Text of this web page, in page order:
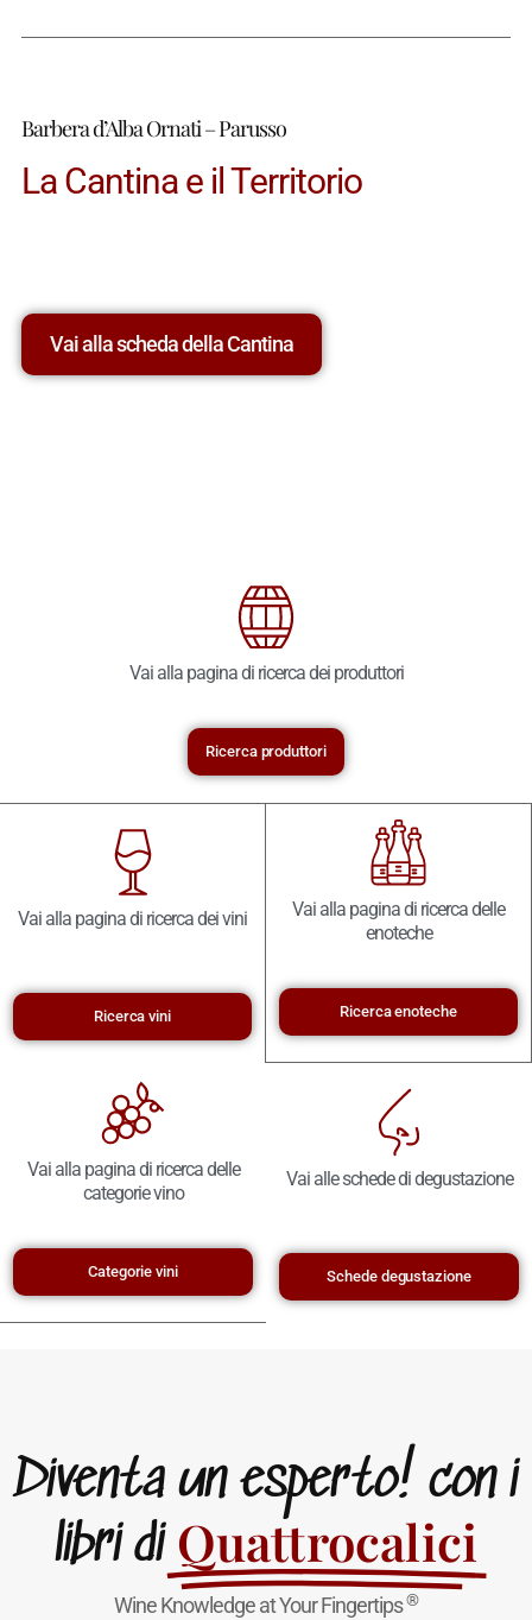
Barbera d’Alba Ornati – Parusso
La Cantina e il Territorio
Vai alla scheda della Cantina
Vai alla pagina di ricerca dei produttori
Ricerca produttori
Vai alla pagina di ricerca dei vini
Ricerca vini
Vai alla pagina di ricerca delle
enoteche
Ricerca enoteche
Vai alla pagina di ricerca delle
categorie vino
Categorie vini
Vai alle schede di degustazione
Schede degustazione
Diventa un esperto! con i
libri di Quattrocalici
Wine Knowledge at Your Fingertips®